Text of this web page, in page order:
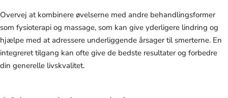
Overvej at kombinere øvelserne med andre behandlingsformer
som fysioterapi og massage, som kan give yderligere lindring og
hjælpe med at adressere underliggende årsager til smerterne. En
integreret tilgang kan ofte give de bedste resultater og forbedre
din generelle livskvalitet.